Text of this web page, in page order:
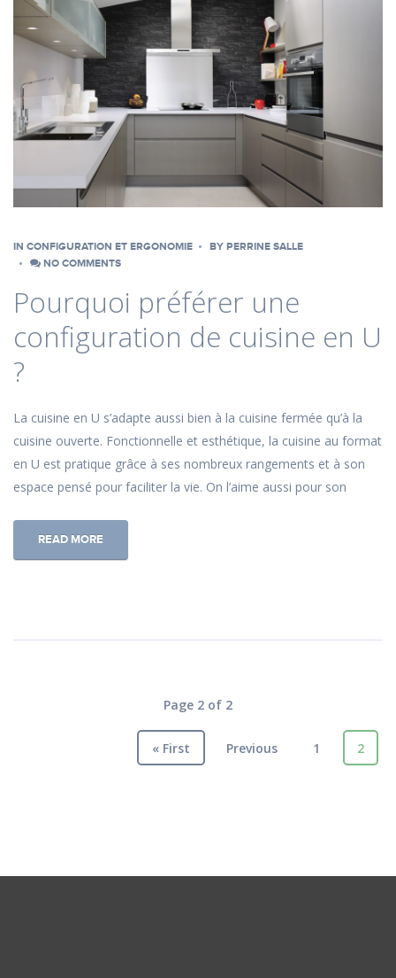
IN CONFIGURATION ET ERGONOMIE BY PERRINE SALLE
NO COMMENTS
Pourquoi préférer une
configuration de cuisine en U
?
La cuisine en U s’adapte aussi bien à la cuisine fermée qu’à la
cuisine ouverte. Fonctionnelle et esthétique, la cuisine au format
en U est pratique grâce à ses nombreux rangements et à son
espace pensé pour faciliter la vie. On l’aime aussi pour son
READ MORE
Page 2 of 2
« First Previous 1 2